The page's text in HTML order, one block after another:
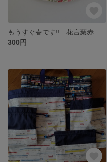
300円